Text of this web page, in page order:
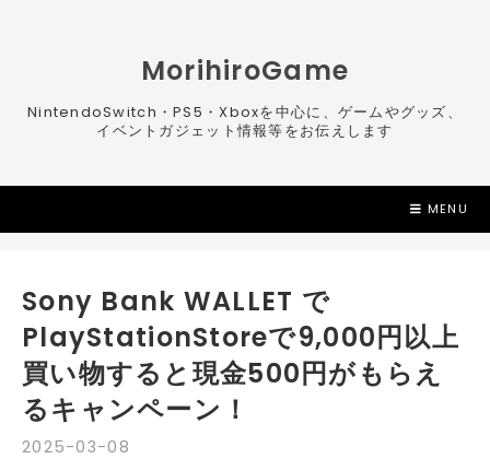
MorihiroGame
NintendoSwitch・PS5・Xboxを中心に、ゲームやグッズ、
イベントガジェット情報等をお伝えします
MENU
2025-03-08
Sony Bank WALLET で
PlayStationStoreで9,000円以上
買い物すると現金500円がもらえ
るキャンペーン！